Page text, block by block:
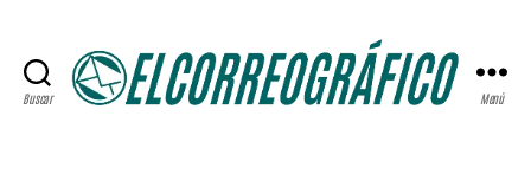
Buscar Menú